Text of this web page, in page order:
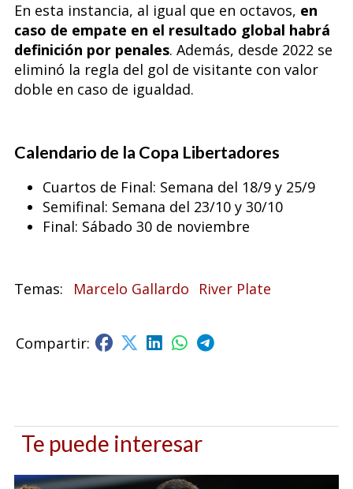
En esta instancia, al igual que en octavos, en
caso de empate en el resultado global habrá
definición por penales. Además, desde 2022 se
eliminó la regla del gol de visitante con valor
doble en caso de igualdad.
Calendario de la Copa Libertadores
Cuartos de Final: Semana del 18/9 y 25/9
Semifinal: Semana del 23/10 y 30/10
Final: Sábado 30 de noviembre
Marcelo Gallardo River Plate
Te puede interesar